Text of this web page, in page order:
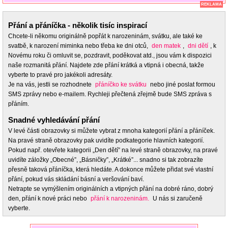
REKLAMA
Přání a přáníčka - několik tisíc inspirací
Chcete-li někomu originálně popřát k narozeninám, svátku, ale také ke
svatbě, k narození miminka nebo třeba ke dni otců, den matek , dni dětí , k
Novému roku či omluvit se, pozdravit, poděkovat atd., jsou vám k dispozici
naše rozmanitá přání. Najdete zde přání krátká a vtipná i obecná, takže
vyberte to pravé pro jakékoli adresáty.
Je na vás, jestli se rozhodnete přáníčko ke svátku nebo jiné poslat formou
SMS zprávy nebo e-mailem. Rychleji přečtená zřejmě bude SMS zpráva s
přáním.
Snadné vyhledávání přání
V levé části obrazovky si můžete vybrat z mnoha kategorií přání a přáníček.
Na pravé straně obrazovky pak uvidíte podkategorie hlavních kategorií.
Pokud např. otevřete kategorii „Den dětí” na levé straně obrazovky, na pravé
uvidíte záložky „Obecné”, „Básničky”, „Krátké”... snadno si tak zobrazíte
přesně taková přáníčka, která hledáte. A dokonce můžete přidat své vlastní
přání, pokud vás skládání básní a veršování baví.
Netrapte se vymýšlením originálních a vtipných přání na dobré ráno, dobrý
den, přání k nové práci nebo přání k narozeninám. U nás si zaručeně
vyberte.